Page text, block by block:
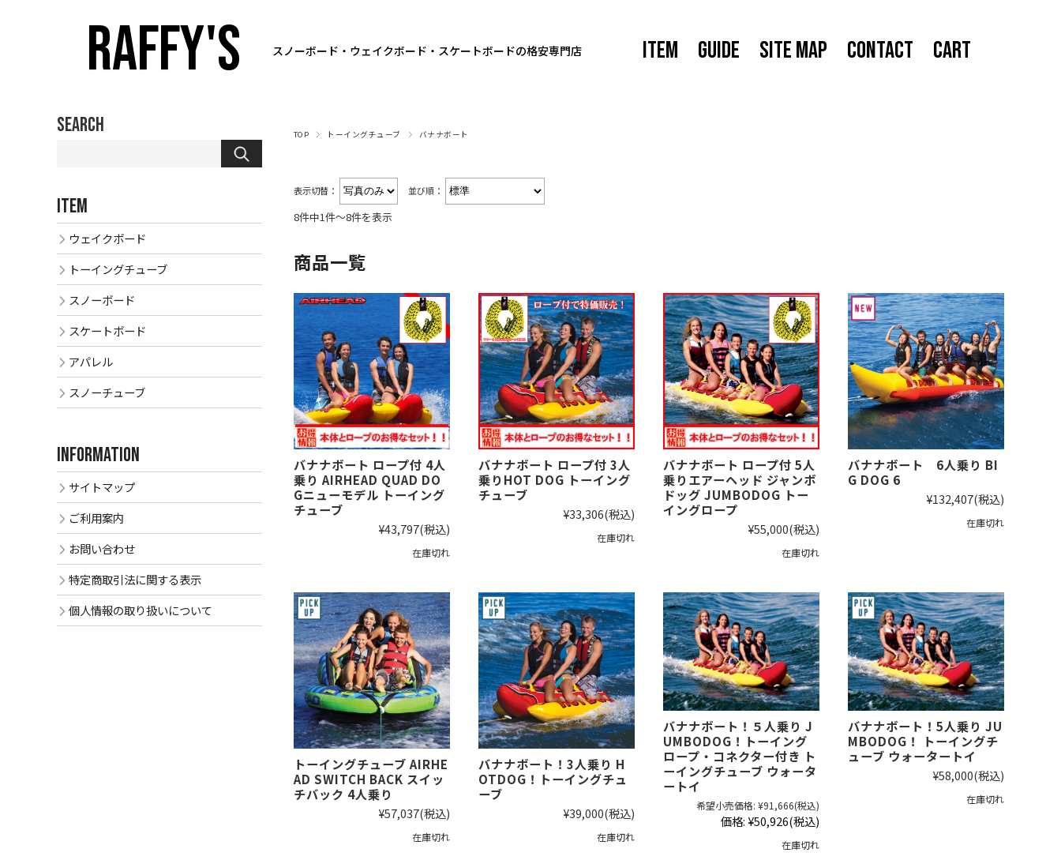
スノーボード・ウェイクボード・スケートボードの格安専門店
RAFFY'S ITEM GUIDE SITE MAP CONTACT CART
TOP トーイングチューブ バナナボート
表示切替： 並び順：
8件中1件～8件を表示
商品一覧
バナナボート ロープ付 4人
乗り AIRHEAD QUAD DO
Gニューモデル トーイング
チューブ
¥43,797(税込)
在庫切れ
バナナボート ロープ付 3人
乗りHOT DOG トーイング
チューブ
¥33,306(税込)
在庫切れ
バナナボート ロープ付 5人
乗りエアーヘッド ジャンボ
ドッグ JUMBODOG トー
イングロープ
¥55,000(税込)
在庫切れ
バナナボート 6人乗り BI
G DOG 6
¥132,407(税込)
在庫切れ
トーイングチューブ AIRHE
AD SWITCH BACK スイッ
チバック 4人乗り
¥57,037(税込)
在庫切れ
バナナボート！3人乗り H
OTDOG！トーイングチュ
ーブ
¥39,000(税込)
在庫切れ
バナナボート！５人乗り J
UMBODOG！トーイング
ロープ・コネクター付き ト
ーイングチューブ ウォータ
ートイ
希望小売価格: ¥91,666(税込)
価格: ¥50,926(税込)
在庫切れ
バナナボート！5人乗り JU
MBODOG！ トーイングチ
ューブ ウォータートイ
¥58,000(税込)
在庫切れ
SEARCH
ITEM
ウェイクボード
トーイングチューブ
スノーボード
スケートボード
アパレル
スノーチューブ
INFORMATION
サイトマップ
ご利用案内
お問い合わせ
特定商取引法に関する表示
個人情報の取り扱いについて